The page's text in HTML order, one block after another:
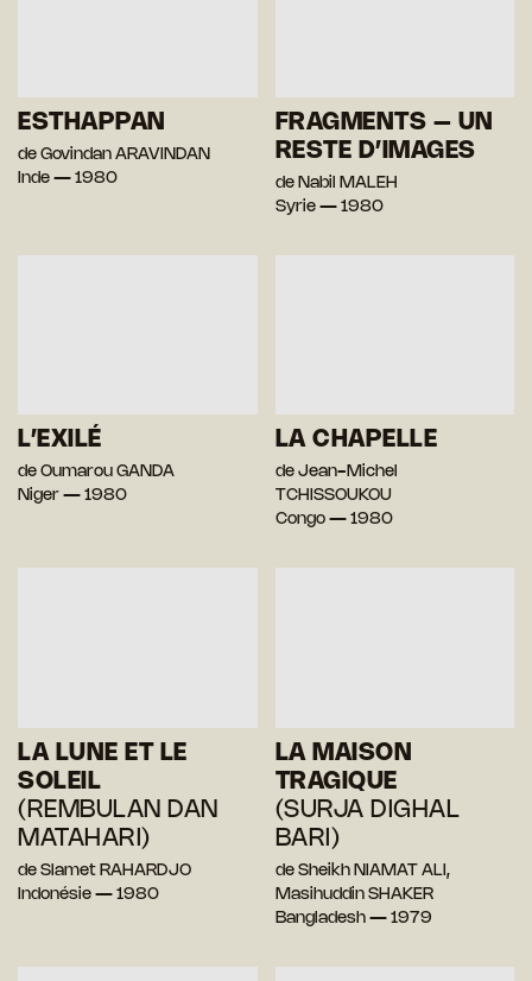
ESTHAPPAN
de Govindan ARAVINDAN
Inde — 1980
FRAGMENTS – UN
RESTE D’IMAGES
de Nabil MALEH
Syrie — 1980
L’EXILÉ
de Oumarou GANDA
Niger — 1980
LA CHAPELLE
de Jean-Michel
TCHISSOUKOU
Congo — 1980
LA LUNE ET LE
SOLEIL
(REMBULAN DAN
MATAHARI)
de Slamet RAHARDJO
Indonésie — 1980
LA MAISON
TRAGIQUE
(SURJA DIGHAL
BARI)
de Sheikh NIAMAT ALI,
Masihuddin SHAKER
Bangladesh — 1979